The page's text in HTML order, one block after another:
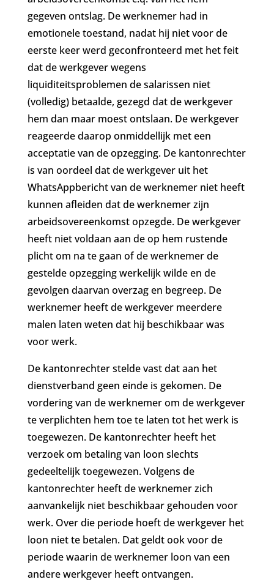
gegeven ontslag. De werknemer had in
emotionele toestand, nadat hij niet voor de
eerste keer werd geconfronteerd met het feit
dat de werkgever wegens
liquiditeitsproblemen de salarissen niet
(volledig) betaalde, gezegd dat de werkgever
hem dan maar moest ontslaan. De werkgever
reageerde daarop onmiddellijk met een
acceptatie van de opzegging. De kantonrechter
is van oordeel dat de werkgever uit het
WhatsAppbericht van de werknemer niet heeft
kunnen afleiden dat de werknemer zijn
arbeidsovereenkomst opzegde. De werkgever
heeft niet voldaan aan de op hem rustende
plicht om na te gaan of de werknemer de
gestelde opzegging werkelijk wilde en de
gevolgen daarvan overzag en begreep. De
werknemer heeft de werkgever meerdere
malen laten weten dat hij beschikbaar was
voor werk.
De kantonrechter stelde vast dat aan het
dienstverband geen einde is gekomen. De
vordering van de werknemer om de werkgever
te verplichten hem toe te laten tot het werk is
toegewezen. De kantonrechter heeft het
verzoek om betaling van loon slechts
gedeeltelijk toegewezen. Volgens de
kantonrechter heeft de werknemer zich
aanvankelijk niet beschikbaar gehouden voor
werk. Over die periode hoeft de werkgever het
loon niet te betalen. Dat geldt ook voor de
periode waarin de werknemer loon van een
andere werkgever heeft ontvangen.